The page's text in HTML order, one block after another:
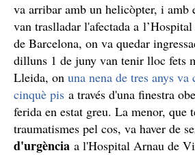
va arribar amb un helicòpter, i amb
van traslladar l'afectada a
de Barcelona, on va quedar
dilluns 1 de juny van tenir lloc fets
Lleida, on una nena de tres anys va
cinquè pis a través d'una finestra
ferida en estat greu. La menor, que
traumatismes pel cos, va haver de
d'urgència a l'Hospital Arnau de